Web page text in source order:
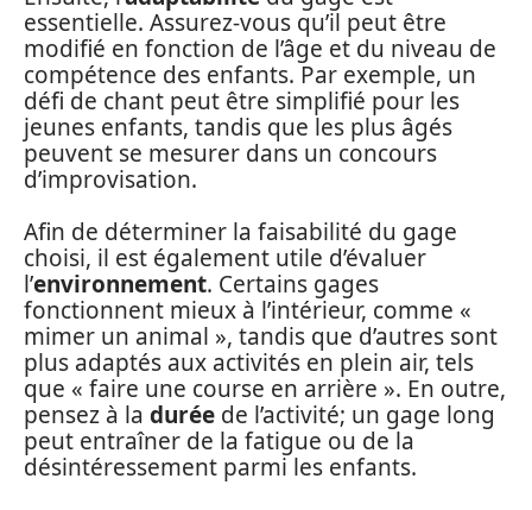
essentielle. Assurez-vous qu’il peut être
modifié en fonction de l’âge et du niveau de
compétence des enfants. Par exemple, un
défi de chant peut être simplifié pour les
jeunes enfants, tandis que les plus âgés
peuvent se mesurer dans un concours
d’improvisation.
Afin de déterminer la faisabilité du gage
choisi, il est également utile d’évaluer
l’environnement. Certains gages
fonctionnent mieux à l’intérieur, comme «
mimer un animal », tandis que d’autres sont
plus adaptés aux activités en plein air, tels
que « faire une course en arrière ». En outre,
pensez à la durée de l’activité; un gage long
peut entraîner de la fatigue ou de la
désintéressement parmi les enfants.